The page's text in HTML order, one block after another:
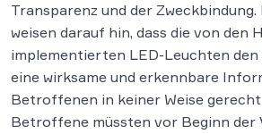
Transparenz und der
weisen darauf hin, dass die von den
implementierten LED-Leuchten
eine wirksame und erkennbare
Betroffenen in keiner Weise gerecht
Betroffene müssten vor Beginn der